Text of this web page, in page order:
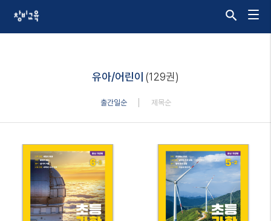
유아/어린이 (129권)
출간일순 제목순